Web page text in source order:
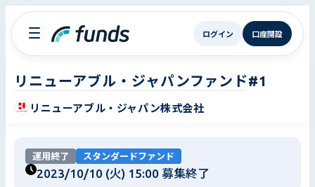
ログイン 口座開設
リニューアブル・ジャパンファンド#1
リニューアブル・ジャパン株式会社
運用終了 スタンダードファンド
2023/10/10 (火) 15:00 募集終了